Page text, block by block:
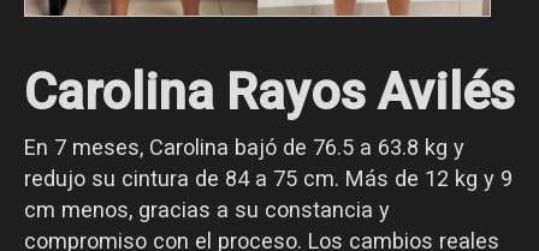
Carolina Rayos Avilés
En 7 meses, Carolina bajó de 76.5 a 63.8 kg y
redujo su cintura de 84 a 75 cm. Más de 12 kg y 9
cm menos, gracias a su constancia y
compromiso con el proceso. Los cambios reales